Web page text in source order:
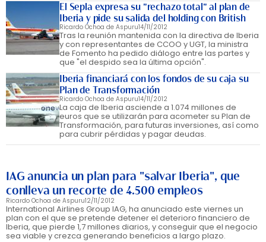
El Sepla expresa su "rechazo total" al plan de
Iberia y pide su salida del holding con British
Ricardo Ochoa de Aspuru14/11/2012
Tras la reunión mantenida con la directiva de Iberia
y con representantes de CCOO y UGT, la ministra
de Fomento ha pedido diálogo entre las partes y
que "el despido sea la última opción".
Iberia financiará con los fondos de su caja su
Plan de Transformación
Ricardo Ochoa de Aspuru14/11/2012
La caja de Iberia asciende a 1.074 millones de
euros que se utilizarán para acometer su Plan de
Transformación, para futuras inversiones, así como
para cubrir pérdidas y pagar deudas.
IAG anuncia un plan para "salvar Iberia", que
conlleva un recorte de 4.500 empleos
Ricardo Ochoa de Aspuru12/11/2012
International Airlines Group IAG, ha anunciado este viernes un
plan con el que se pretende detener el deterioro financiero de
Iberia, que pierde 1,7 millones diarios, y conseguir que el negocio
sea viable y crezca generando beneficios a largo plazo.